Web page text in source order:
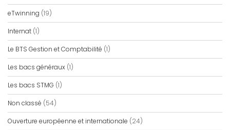
eTwinning (19)
Internat (1)
Le BTS Gestion et Comptabilité (1)
Les bacs généraux (1)
Les bacs STMG (1)
Non classé (54)
Ouverture européenne et internationale (24)